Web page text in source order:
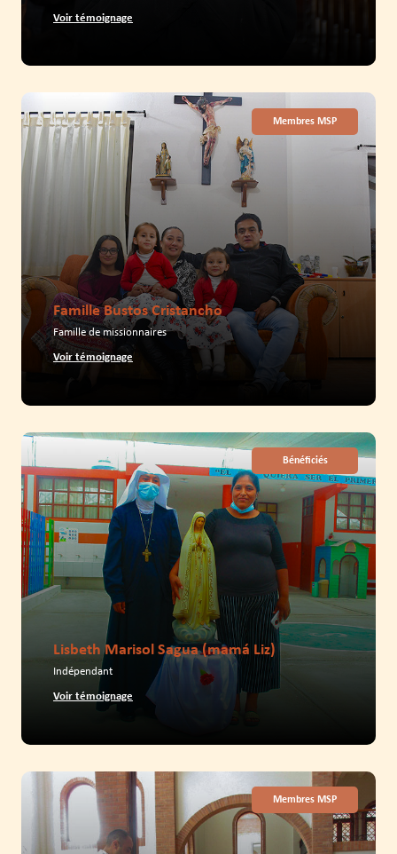
Voir témoignage
Membres MSP
Famille Bustos Cristancho
Famille de missionnaires
Voir témoignage
Bénéficiés
Lisbeth Marisol Sagua (mamá Liz)
Indépendant
Voir témoignage
Membres MSP